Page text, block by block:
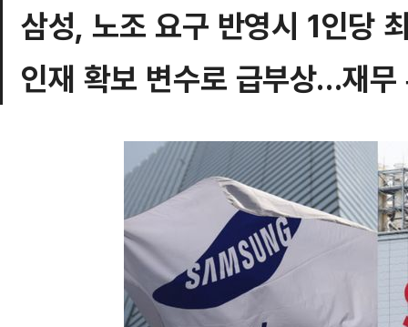
삼성, 노조 요구 반영시 1인당
인재 확보 변수로 급부상…재무